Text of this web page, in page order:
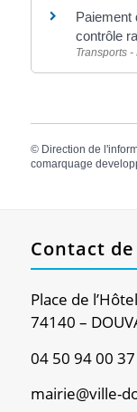
Paiement
contrôle
Transports
© Direction de
comarquage
Contact
Place de
74140 –
04 50 94 00 37
mairie@ville-